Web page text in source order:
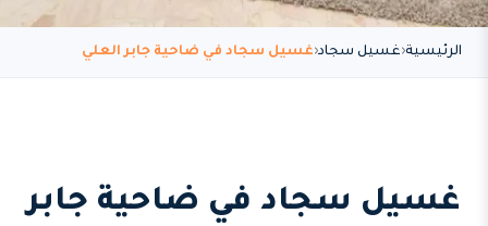
الرئيسية غسيل سجاد غسيل سجاد في ضاحية جابر العلي
غسيل سجاد في ضاحية جابر